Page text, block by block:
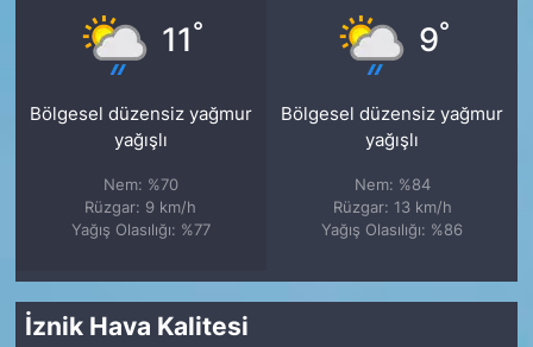
11°
Bölgesel düzensiz yağmur
yağışlı
Nem: %70
Rüzgar: 9 km/h
Yağış Olasılığı: %77
9°
Bölgesel düzensiz yağmur
yağışlı
Nem: %84
Rüzgar: 13 km/h
Yağış Olasılığı: %86
İznik Hava Kalitesi